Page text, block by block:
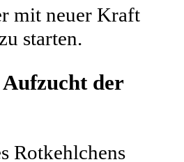
mit neuer Kraft
starten.
der
Rotkehlchens